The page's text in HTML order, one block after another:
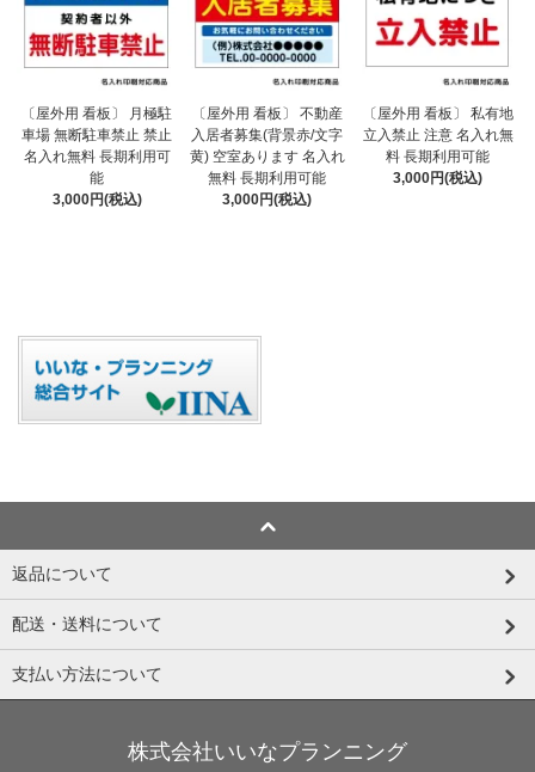
〔屋外用 看板〕 月極駐
車場 無断駐車禁止 禁止
名入れ無料 長期利用可
能
3,000円(税込)
〔屋外用 看板〕 不動産
入居者募集(背景赤/文字
黄) 空室あります 名入れ
無料 長期利用可能
3,000円(税込)
〔屋外用 看板〕 私有地
立入禁止 注意 名入れ無
料 長期利用可能
3,000円(税込)
返品について
配送・送料について
支払い方法について
株式会社いいなプランニング